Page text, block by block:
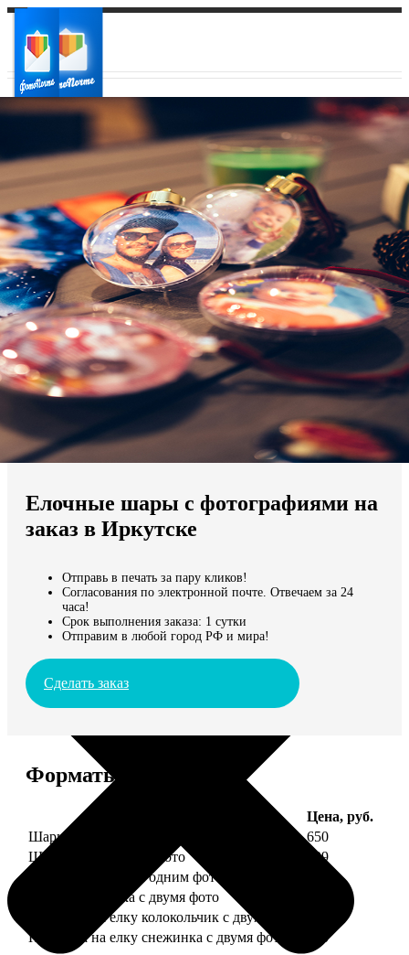
Ваш город:
Ваш регион доставки
Выберите из списка:
Мы доставляем по всему миру
Продолжить без города
Елочные шары с фотографиями на
заказ в Иркутске
Отправь в печать за пару кликов!
Согласования по электронной почте. Отвечаем за 24
часа!
Срок выполнения заказа: 1 сутки
Отправим в любой город РФ и мира!
Сделать заказ
Форматы и цены
Цена, руб.
Шарик елочный с 1 фото
650
Шарик елочный с 2 фото
699
Шарик-шкатулка с одним фото
Шарик-шкатулка с двумя фото
Подвеска на елку колокольчик с двумя фото
Подвеска на елку снежинка с двумя фото
590